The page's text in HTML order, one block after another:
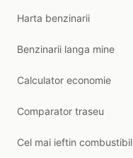
Harta benzinarii
Benzinarii langa mine
Calculator economie
Comparator traseu
Cel mai ieftin combustibil